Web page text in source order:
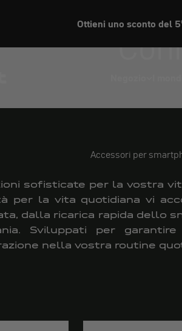
Ottieni uno sconto del
Accessori per
sofisticate per la vostra
per la vita quotidiana vi
dalla ricarica rapida dello
Sviluppati per
nella vostra routine